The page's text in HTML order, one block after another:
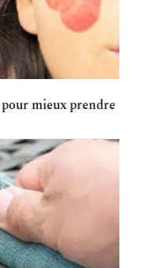
mieux prendre